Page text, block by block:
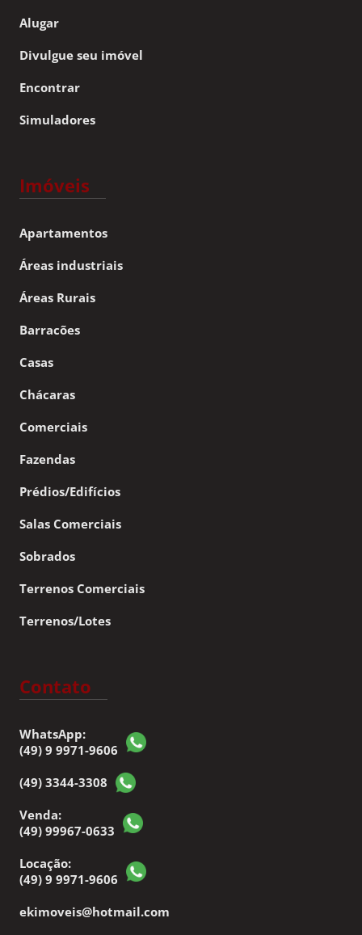
Alugar
Divulgue seu imóvel
Encontrar
Simuladores
Imóveis
Apartamentos
Áreas industriais
Áreas Rurais
Barracões
Casas
Chácaras
Comerciais
Fazendas
Prédios/Edifícios
Salas Comerciais
Sobrados
Terrenos Comerciais
Terrenos/Lotes
Contato
WhatsApp:
(49) 9 9971-9606
(49) 3344-3308
Venda:
(49) 99967-0633
Locação:
(49) 9 9971-9606
ekimoveis@hotmail.com